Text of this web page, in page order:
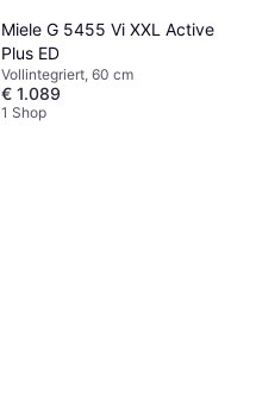
Miele G 5455 Vi XXL Active
Plus ED
Vollintegriert, 60 cm
€ 1.089
1 Shop